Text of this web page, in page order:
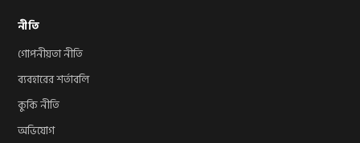
নীতি
গোপনীয়তা নীতি
ব্যবহারের শর্তাবলি
কুকি নীতি
অভিযোগ